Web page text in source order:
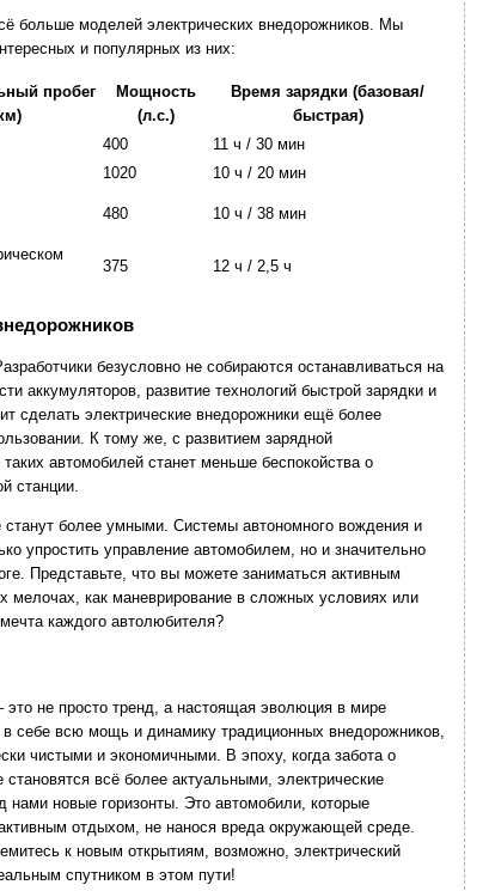
больше моделей электрических внедорожников. Мы
и популярных из них:
пробег
Мощность
(л.с.)
Время зарядки (базовая/
быстрая)
400
11 ч / 30 мин
1020
10 ч / 20 мин
480 10 ч / 38 мин
375 12 ч / 2,5 ч
безусловно не собираются останавливаться на
аккумуляторов, развитие технологий быстрой зарядки и
сделать электрические внедорожники ещё более
К тому же, с развитием зарядной
автомобилей станет меньше беспокойства о
станции.
более умными. Системы автономного вождения и
упростить управление автомобилем, но и значительно
Представьте, что вы можете заниматься активным
мелочах, как маневрирование в сложных условиях или
каждого автолюбителя?
это не просто тренд, а настоящая эволюция в мире
себе всю мощь и динамику традиционных внедорожников,
чистыми и экономичными. В эпоху, когда забота о
становятся всё более актуальными, электрические
нами новые горизонты. Это автомобили, которые
отдыхом, не нанося вреда окружающей среде.
к новым открытиям, возможно, электрический
спутником в этом пути!